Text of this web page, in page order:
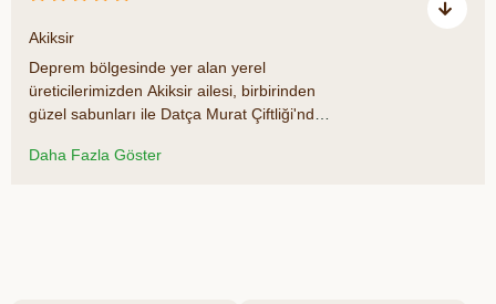
Akiksir
Deprem bölgesinde yer alan yerel
üreticilerimizden Akiksir ailesi, birbirinden
güzel sabunları ile Datça Murat Çiftliği'nde
her ürün ile deprem bölgesindeki
Daha Fazla Göster